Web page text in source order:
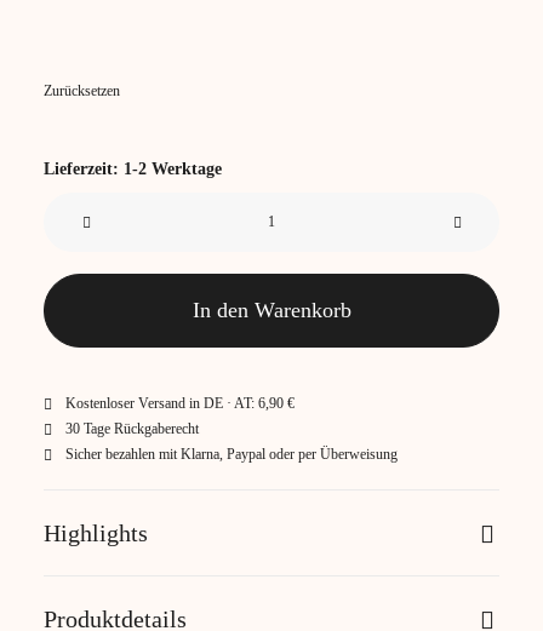
Zurücksetzen
Lieferzeit: 1-2 Werktage
45x45
cm
Menge
In den Warenkorb
Kostenloser Versand in DE · AT: 6,90 €
30 Tage Rückgaberecht
Sicher bezahlen mit Klarna, Paypal oder per Überweisung
Highlights
Produktdetails